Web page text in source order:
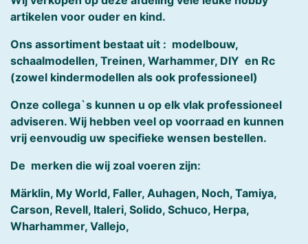
artikelen voor ouder en kind.
Ons assortiment bestaat uit : modelbouw,
schaalmodellen, Treinen, Warhammer, DIY en Rc
(zowel kindermodellen als ook professioneel)
Onze collega`s kunnen u op elk vlak professioneel
adviseren. Wij hebben veel op voorraad en kunnen
vrij eenvoudig uw specifieke wensen bestellen.
De merken die wij zoal voeren zijn:
Märklin, My World, Faller, Auhagen, Noch, Tamiya,
Carson, Revell, Italeri, Solido, Schuco, Herpa,
Wharhammer, Vallejo,